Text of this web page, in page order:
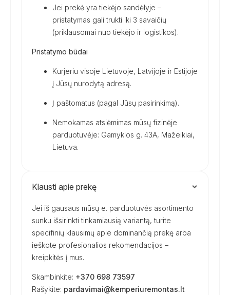
Jei prekė yra tiekėjo sandėlyje –
pristatymas gali trukti iki 3 savaičių
(priklausomai nuo tiekėjo ir logistikos).
Pristatymo būdai
Kurjeriu visoje Lietuvoje, Latvijoje ir Estijoje
į Jūsų nurodytą adresą.
Į paštomatus (pagal Jūsų pasirinkimą).
Nemokamas atsiėmimas mūsų fizinėje
parduotuvėje: Gamyklos g. 43A, Mažeikiai,
Lietuva.
Klausti apie prekę
Jei iš gausaus mūsų e. parduotuvės asortimento
sunku išsirinkti tinkamiausią variantą, turite
specifinių klausimų apie dominančią prekę arba
ieškote profesionalios rekomendacijos –
kreipkitės į mus.
Skambinkite: +370 698 73597
Rašykite: pardavimai@kemperiuremontas.lt